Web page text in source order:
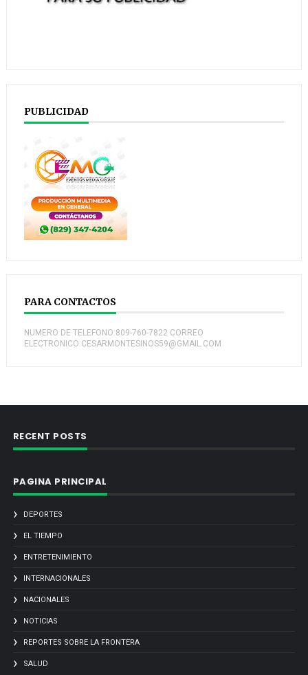
PUBLICIDAD
PARA CONTACTOS
NUMERO DE TELEFONO:809-760-7822 CORREO
ELECTRONICO:CESARMONTESINOS59@GMAIL.COM
RECENT POSTS
PAGINA PRINCIPAL
DEPORTES
EL TIEMPO
ENTRETENIMIENTO
INTERNACIONALES
NACIONALES
NOTICIAS
REPORTES SOBRE LA FRONTERA
SALUD